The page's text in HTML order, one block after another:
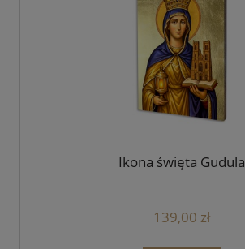
Ikona święta Gudula
139,00 zł